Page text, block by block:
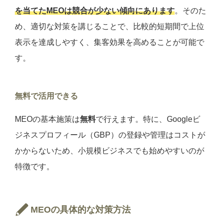
を当てたMEOは競合が少ない傾向にあります。そのた
め、適切な対策を講じることで、比較的短期間で上位
表示を達成しやすく、集客効果を高めることが可能で
す。
無料で活用できる
MEOの基本施策は無料で行えます。特に、Googleビ
ジネスプロフィール（GBP）の登録や管理はコストが
かからないため、小規模ビジネスでも始めやすいのが
特徴です。
MEOの具体的な対策方法